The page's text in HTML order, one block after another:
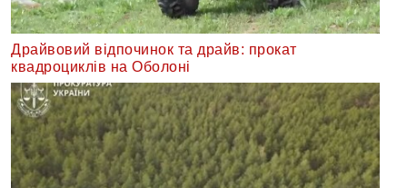
Драйвовий відпочинок та драйв: прокат
квадроциклів на Оболоні